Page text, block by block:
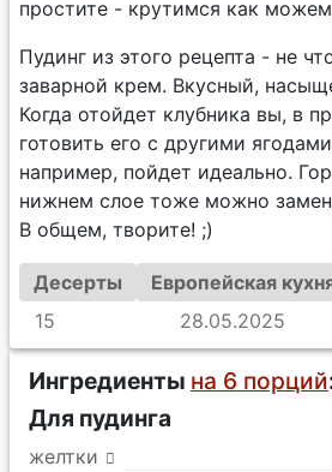
простите - крутимся как
Пудинг из этого рецепта - не
заварной крем. Вкусный,
Когда отойдет клубника вы, в
готовить его с другими
например, пойдет идеально.
нижнем слое тоже можно
В общем, творите! ;)
Десерты
Европейская
15
28.05.2025
Ингредиенты на 6 порций
Для пудинга
желтки